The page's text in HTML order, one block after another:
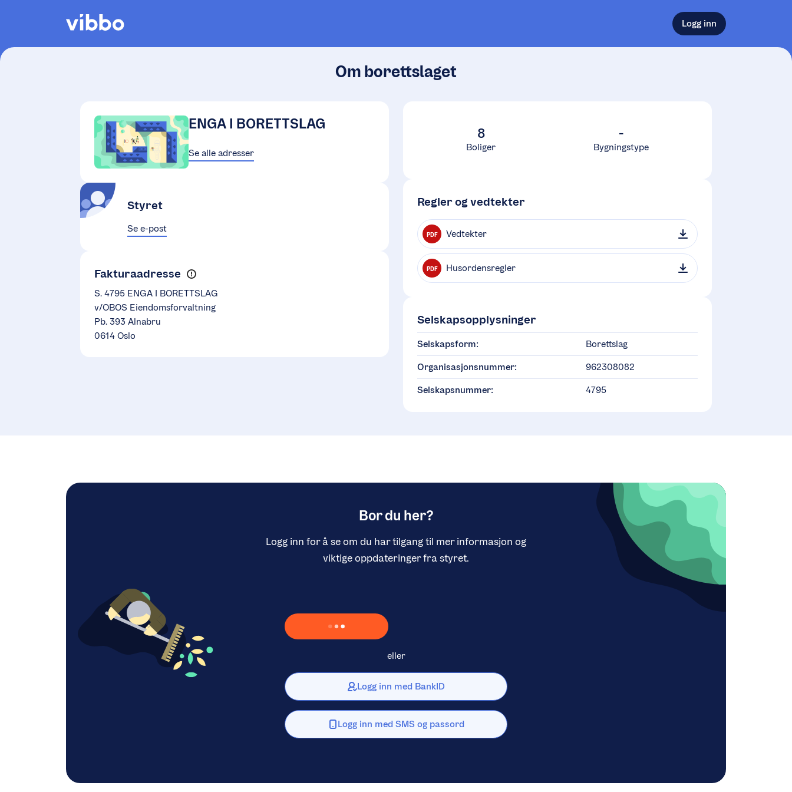
Logg inn
Om borettslaget
ENGA I BORETTSLAG
Se alle adresser
Styret
Se e-post
Fakturaadresse
S. 4795 ENGA I BORETTSLAG
v/OBOS Eiendomsforvaltning
Pb. 393 Alnabru
0614 Oslo
8
Boliger
-
Bygningstype
Regler og vedtekter
PDF Vedtekter
PDF Husordensregler
Selskapsopplysninger
Selskapsform: Borettslag
Organisasjonsnummer: 962308082
Selskapsnummer: 4795
Bor du her?
Logg inn for å se om du har tilgang til mer informasjon og
viktige oppdateringer fra styret.
Laster inn Vipps …
eller
Logg inn med BankID
Logg inn med SMS og passord